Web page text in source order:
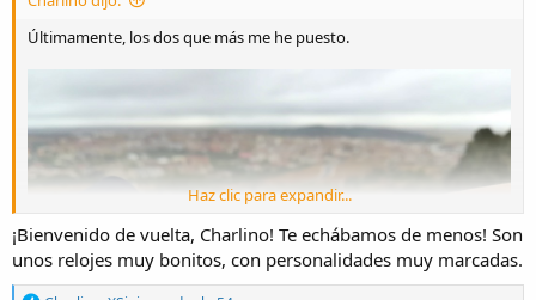
Últimamente, los dos que más me he puesto.
Haz clic para expandir...
¡Bienvenido de vuelta, Charlino! Te echábamos de menos! Son
unos relojes muy bonitos, con personalidades muy marcadas.